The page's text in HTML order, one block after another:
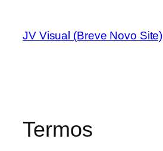
JV Visual (Breve Novo Site)
Termos